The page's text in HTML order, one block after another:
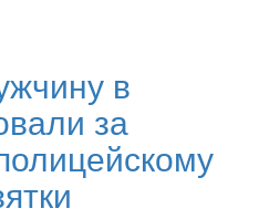
в
за